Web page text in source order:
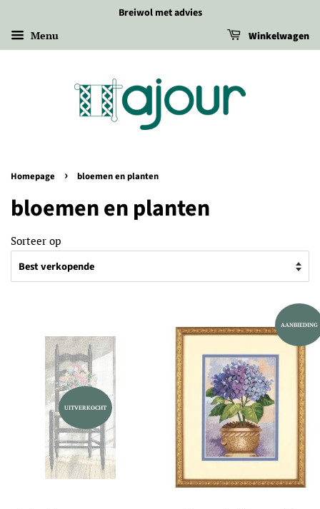
Breiwol met advies
Menu Winkelwagen
Homepage › bloemen en planten
bloemen en planten
Sorteer op
UITVERKOCHT
AANBIEDING